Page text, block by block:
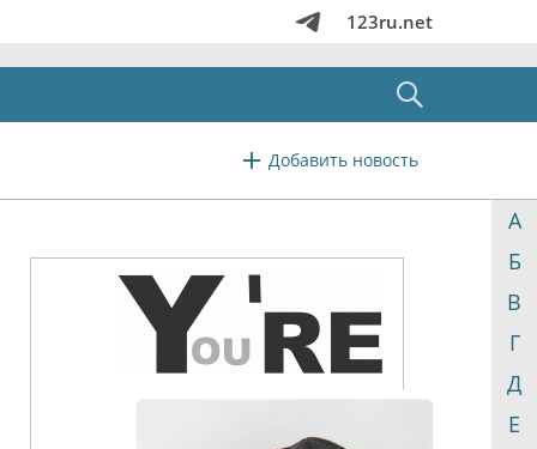
123ru.net
Добавить новость
А
Б
В
Г
Д
Е